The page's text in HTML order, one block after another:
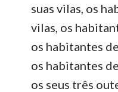
suas vilas, os
vilas, os
os habitantes
os habitantes
os seus três